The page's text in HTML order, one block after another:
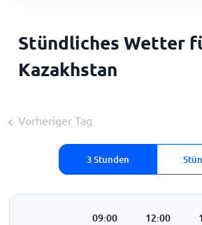
Stündliches Wetter
Kazakhstan
Vorheriger Tag
3 Stunden
09:00 12:00